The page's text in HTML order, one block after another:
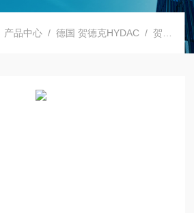
产品中心 /德国 贺德克HYDAC /贺德克HYDAC流量变送器